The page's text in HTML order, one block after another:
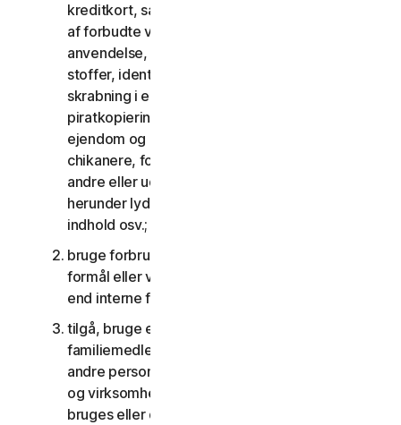
kreditkort, salg af stjålne varer, tilbud eller salg
af forbudte varer til militær brug og dobbelt
anvendelse, tilbud eller salg af kontrollerede
stoffer, identitetstyveri, hacking, pharming,
skrabning i enhver form eller mængde, digital
piratkopiering, overtrædelser af intellektuel
ejendom og andre lignende aktiviteter; eller til at
chikanere, forfølge, true, skade eller overvåge
andre eller udnytte børn på nogen måde,
herunder lyd, video, fotografering, digitalt
indhold osv.;
bruge forbrugertjenesterne til kommercielle
formål eller virksomhedstjenesterne til andet
end interne forretningsformål;
tilgå, bruge eller dele forbrugertjenesterne med
familiemedlemmer, ikke-familiemedlemmer eller
andre personer, der ikke bor sammen med dig,
og virksomhedstjenesterne må ikke tilgås,
bruges eller deles med personer, der ikke er